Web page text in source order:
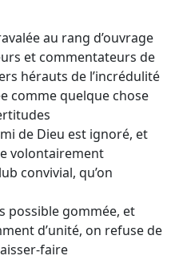
au rang d’ouvrage
et commentateurs de
hérauts de l’incrédulité
comme quelque chose
de Dieu est ignoré, et
volontairement
convivial, qu’on
possible gommée, et
d’unité, on refuse de
faire